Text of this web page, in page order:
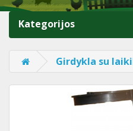
Kategorijos
Girdykla su